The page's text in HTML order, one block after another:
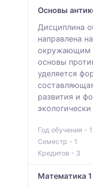
Основы
Дисциплина
направлена
окружающим
основы
уделяется
развития и
Год обучения - 1
Семестр - 1
Кредитов - 3
Математика 1